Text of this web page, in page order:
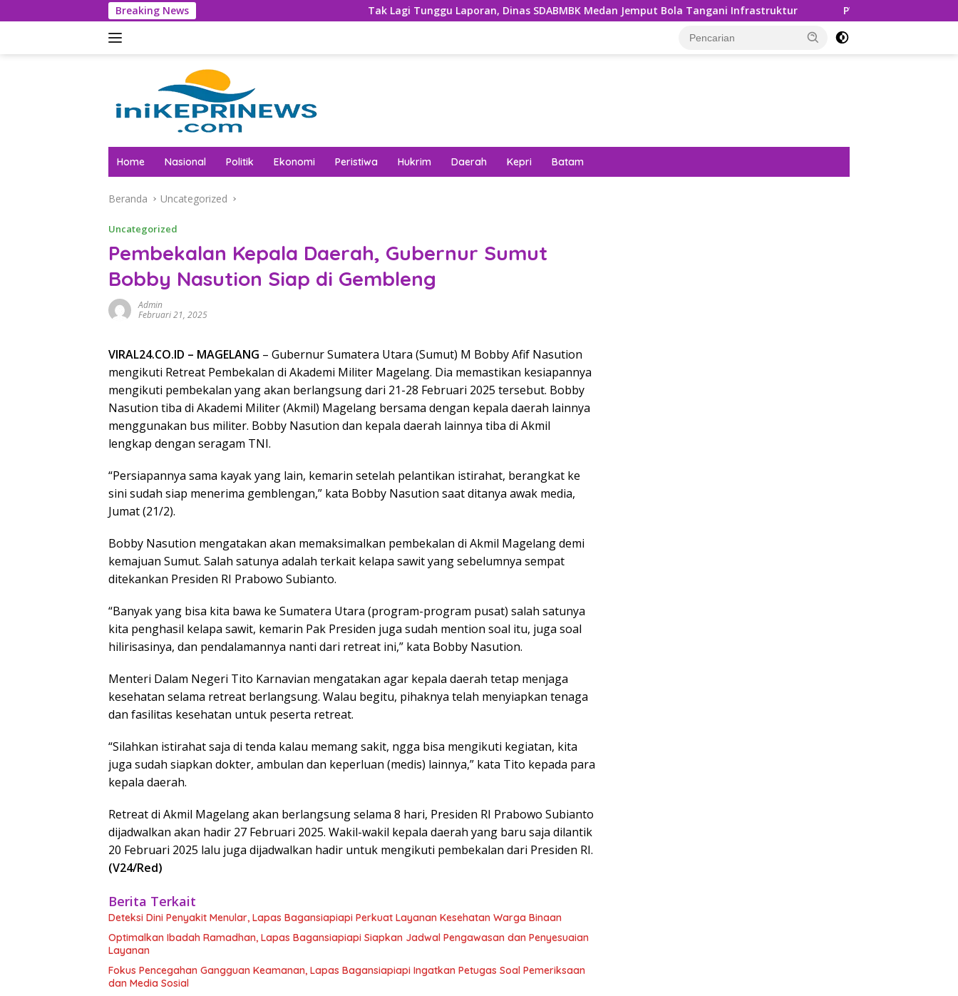
ke
Breaking News Tak Lagi Tunggu Laporan, Dinas SDABMBK Medan Jemput Bola Tangani Infrastruktur PWPM Dorong Pemko Medan Lindungi
Home Nasional Politik Ekonomi Peristiwa Hukrim Daerah Kepri Batam
Beranda Uncategorized
Uncategorized
Pembekalan Kepala Daerah, Gubernur Sumut
Bobby Nasution Siap di Gembleng
Admin
Februari 21, 2025
VIRAL24.CO.ID – MAGELANG – Gubernur Sumatera Utara (Sumut) M Bobby Afif Nasution
mengikuti Retreat Pembekalan di Akademi Militer Magelang. Dia memastikan kesiapannya
mengikuti pembekalan yang akan berlangsung dari 21-28 Februari 2025 tersebut. Bobby
Nasution tiba di Akademi Militer (Akmil) Magelang bersama dengan kepala daerah lainnya
menggunakan bus militer. Bobby Nasution dan kepala daerah lainnya tiba di Akmil
lengkap dengan seragam TNI.
“Persiapannya sama kayak yang lain, kemarin setelah pelantikan istirahat, berangkat ke
sini sudah siap menerima gemblengan,” kata Bobby Nasution saat ditanya awak media,
Jumat (21/2).
Bobby Nasution mengatakan akan memaksimalkan pembekalan di Akmil Magelang demi
kemajuan Sumut. Salah satunya adalah terkait kelapa sawit yang sebelumnya sempat
ditekankan Presiden RI Prabowo Subianto.
“Banyak yang bisa kita bawa ke Sumatera Utara (program-program pusat) salah satunya
kita penghasil kelapa sawit, kemarin Pak Presiden juga sudah mention soal itu, juga soal
hilirisasinya, dan pendalamannya nanti dari retreat ini,” kata Bobby Nasution.
Menteri Dalam Negeri Tito Karnavian mengatakan agar kepala daerah tetap menjaga
kesehatan selama retreat berlangsung. Walau begitu, pihaknya telah menyiapkan tenaga
dan fasilitas kesehatan untuk peserta retreat.
“Silahkan istirahat saja di tenda kalau memang sakit, ngga bisa mengikuti kegiatan, kita
juga sudah siapkan dokter, ambulan dan keperluan (medis) lainnya,” kata Tito kepada para
kepala daerah.
Retreat di Akmil Magelang akan berlangsung selama 8 hari, Presiden RI Prabowo Subianto
dijadwalkan akan hadir 27 Februari 2025. Wakil-wakil kepala daerah yang baru saja dilantik
20 Februari 2025 lalu juga dijadwalkan hadir untuk mengikuti pembekalan dari Presiden RI.
(V24/Red)
Berita Terkait
Deteksi Dini Penyakit Menular, Lapas Bagansiapiapi Perkuat Layanan Kesehatan Warga Binaan
Optimalkan Ibadah Ramadhan, Lapas Bagansiapiapi Siapkan Jadwal Pengawasan dan Penyesuaian
Layanan
Fokus Pencegahan Gangguan Keamanan, Lapas Bagansiapiapi Ingatkan Petugas Soal Pemeriksaan
dan Media Sosial